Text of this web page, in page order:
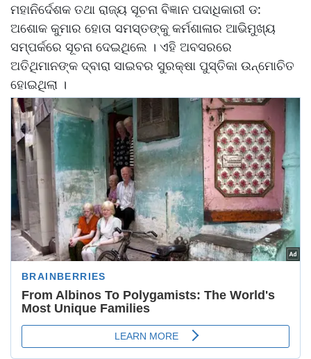
ମହାନିର୍ଦେଶକ ତଥା ରାଜ୍ୟ ସୂଚନା ବିଜ୍ଞାନ ପଦାଧିକାରୀ ଡ:
ଅଶୋକ କୁମାର ହୋତା ସମସ୍ତଙ୍କୁ କର୍ମଶାଳାର ଆଭିମୁଖ୍ୟ
ସମ୍ପର୍କରେ ସୂଚନା ଦେଇଥିଲେ । ଏହି ଅବସରରେ
ଅତିଥିମାନଙ୍କ ଦ୍ବାରା ସାଇବର ସୁରକ୍ଷା ପୁସ୍ତିକା ଉନ୍ମୋଚିତ
ହୋଇଥିଲା ।